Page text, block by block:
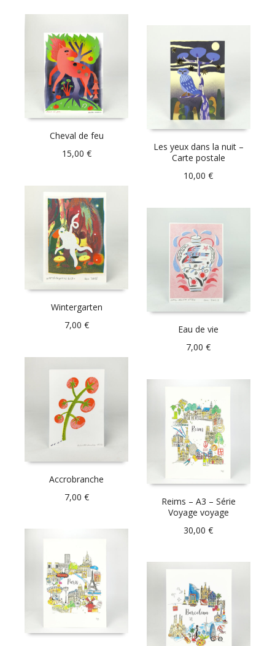
Cheval de feu
15,00 €
Les yeux dans la nuit –
Carte postale
10,00€
Wintergarten
7,00 €
Eau de vie
7,00€
Accrobranche
7,00 €
Reims – A3 – Série
Voyage voyage
30,00€